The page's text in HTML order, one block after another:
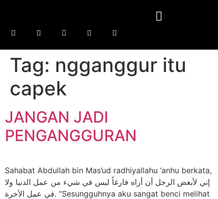
Tag: ngganggur itu
capek
JANGAN JADI
PENGANGGURAN
Sahabat Abdullah bin Mas’ud radhiyallahu ‘anhu berkata,
إني لأبغض الرجل أن أراه فارغاً ليس في شيء من عمل الدنيا ولا
في عمل الأخرة. “Sesungguhnya aku sangat benci melihat